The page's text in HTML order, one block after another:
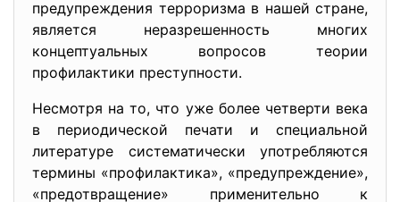
предупреждения терроризма в нашей стране,
является неразрешенность многих
концептуальных вопросов теории
профилактики преступности.
Несмотря на то, что уже более четверти века
в периодической печати и специальной
литературе систематически употребляются
термины «профилактика», «предупреждение»,
«предотвращение» применительно к